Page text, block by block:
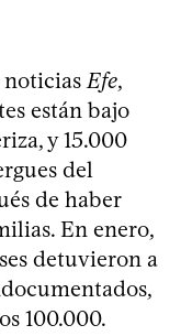
noticias Efe,
están bajo
y 15.000
del
de haber
En enero,
detuvieron a
100.000.